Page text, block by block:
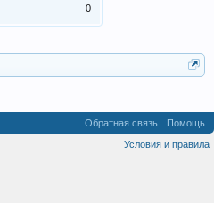
0
Обратная связь
Помощь
Условия и правила